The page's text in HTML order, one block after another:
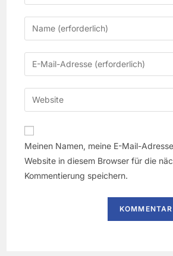
Meinen Namen, meine E-Mail-
Website in diesem Browser für die
Kommentierung speichern.